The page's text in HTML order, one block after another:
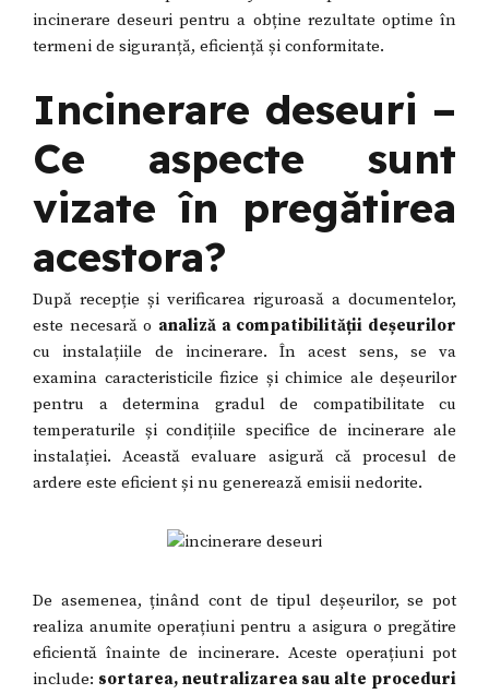
incinerare deseuri pentru a obține rezultate optime în
termeni de siguranță, eficiență și conformitate.
Incinerare deseuri –
Ce aspecte sunt
vizate în pregătirea
acestora?
După recepție și verificarea riguroasă a documentelor,
este necesară o analiză a compatibilității deșeurilor
cu instalațiile de incinerare. În acest sens, se va
examina caracteristicile fizice și chimice ale deșeurilor
pentru a determina gradul de compatibilitate cu
temperaturile și condițiile specifice de incinerare ale
instalației. Această evaluare asigură că procesul de
ardere este eficient și nu generează emisii nedorite.
De asemenea, ținând cont de tipul deșeurilor, se pot
realiza anumite operațiuni pentru a asigura o pregătire
eficientă înainte de incinerare. Aceste operațiuni pot
include: sortarea, neutralizarea sau alte proceduri